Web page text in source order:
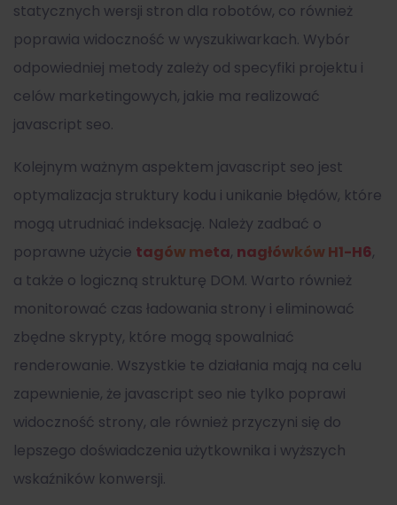
statycznych wersji stron dla robotów, co również
poprawia widoczność w wyszukiwarkach. Wybór
odpowiedniej metody zależy od specyfiki projektu i
celów marketingowych, jakie ma realizować
javascript seo.
Kolejnym ważnym aspektem javascript seo jest
optymalizacja struktury kodu i unikanie błędów, które
mogą utrudniać indeksację. Należy zadbać o
poprawne użycie tagów meta, nagłówków H1-H6,
a także o logiczną strukturę DOM. Warto również
monitorować czas ładowania strony i eliminować
zbędne skrypty, które mogą spowalniać
renderowanie. Wszystkie te działania mają na celu
zapewnienie, że javascript seo nie tylko poprawi
widoczność strony, ale również przyczyni się do
lepszego doświadczenia użytkownika i wyższych
wskaźników konwersji.